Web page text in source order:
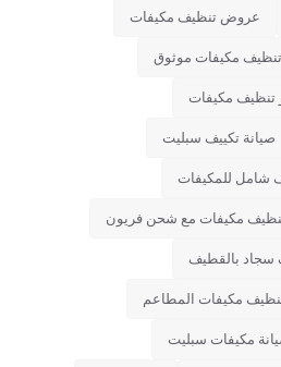
عروض تنظيف مكيفات
تنظيف مكيفات موثوق
تنظيف مكيفات
صيانة تكييف سبليت
شامل للمكيفات
مكيفات مع شحن فريون
سجاد بالقطيف
مكيفات المطاعم
مكيفات سبليت